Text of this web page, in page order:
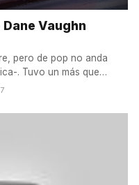
Vaughn
pero de pop no anda
. Tuvo un más que